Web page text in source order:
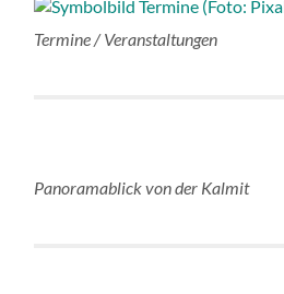
Termine / Veranstaltungen
Panoramablick von der Kalmit